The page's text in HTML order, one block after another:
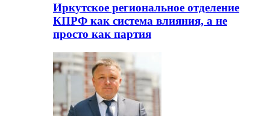
Иркутское региональное отделение
КПРФ как система влияния, а не
просто как партия